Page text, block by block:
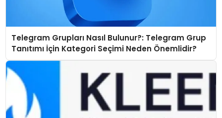
Telegram Grupları Nasıl Bulunur?: Telegram Grup
Tanıtımı İçin Kategori Seçimi Neden Önemlidir?